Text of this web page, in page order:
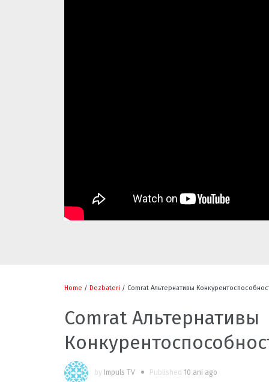
Home / Dezbateri / Comrat Альтернативы
Comrat Альтернативы
by Impuls TV Published 10 ani ago